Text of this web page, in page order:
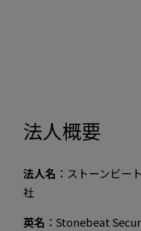
法人概要
法人名 ：ストーンビー
社
英名 ：Stonebeat